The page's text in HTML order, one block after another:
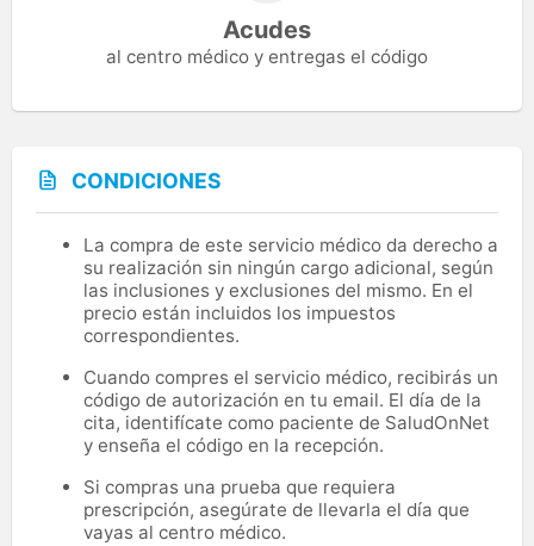
Acudes
al centro médico y entregas el código
CONDICIONES
La compra de este servicio médico da derecho a
su realización sin ningún cargo adicional, según
las inclusiones y exclusiones del mismo. En el
precio están incluidos los impuestos
correspondientes.
Cuando compres el servicio médico, recibirás un
código de autorización en tu email. El día de la
cita, identifícate como paciente de SaludOnNet
y enseña el código en la recepción.
Si compras una prueba que requiera
prescripción, asegúrate de llevarla el día que
vayas al centro médico.